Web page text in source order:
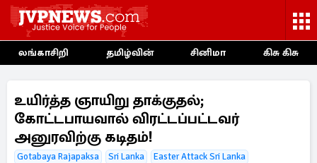
லங்காசிறி தமிழ்வின் சினிமா கிசு கிசு
உயிர்த்த ஞாயிறு தாக்குதல்;
கோட்டபாயவால் விரட்டப்பட்டவர்
அனுரவிற்கு கடிதம்!
Gotabaya Rajapaksa Sri Lanka
Easter Attack Sri Lanka